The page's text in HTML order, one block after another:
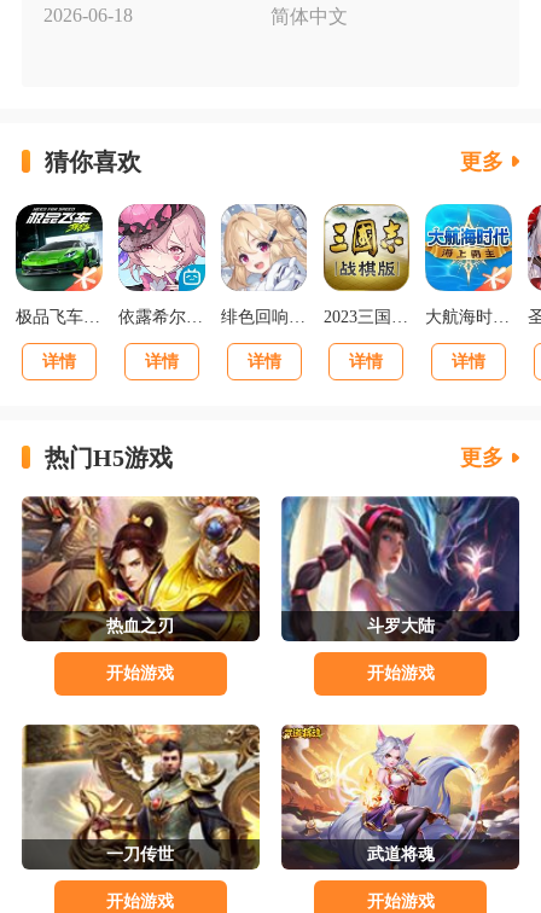
2026-06-18
简体中文
猜你喜欢 更多
极品飞车集结最新版v1.1.184.1931331
详情
依露希尔星晓官方正版
详情
绯色回响正版
详情
2023三国志战棋版下载官网版
详情
大航海时代海上霸主下载
详情
热门H5游戏 更多
热血之刃
开始游戏
斗罗大陆
开始游戏
一刀传世
开始游戏
武道将魂
开始游戏